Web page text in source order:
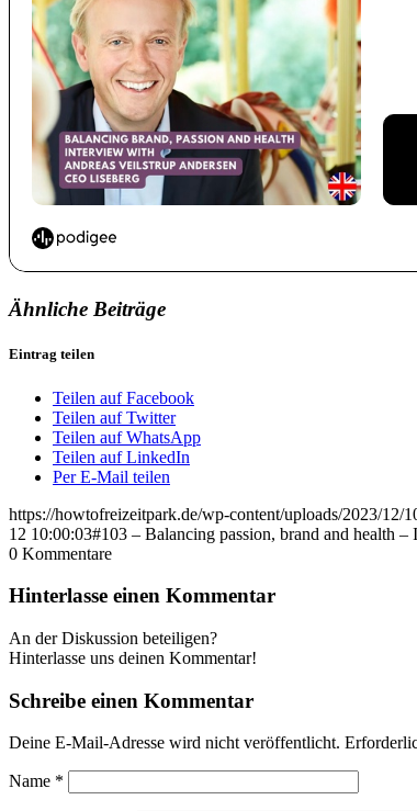
Ähnliche Beiträge
Eintrag teilen
Teilen auf Facebook
Teilen auf Twitter
Teilen auf WhatsApp
Teilen auf LinkedIn
Per E-Mail teilen
https://howtofreizeitpark.de/wp-content/uploads/2023/12/
12 10:00:03#103 – Balancing passion, brand and health
0 Kommentare
Hinterlasse einen Kommentar
An der Diskussion beteiligen?
Hinterlasse uns deinen Kommentar!
Schreibe einen Kommentar
Deine E-Mail-Adresse wird nicht veröffentlicht.
Name *